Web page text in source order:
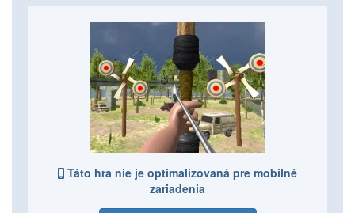
Táto hra nie je optimalizovaná pre mobilné
zariadenia